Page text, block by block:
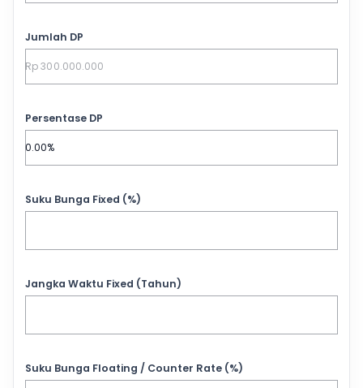
Jumlah DP
Persentase DP
Suku Bunga Fixed (%)
Jangka Waktu Fixed (Tahun)
Suku Bunga Floating / Counter Rate (%)